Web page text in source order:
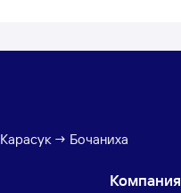
Карасук → Бочаниха
Компания